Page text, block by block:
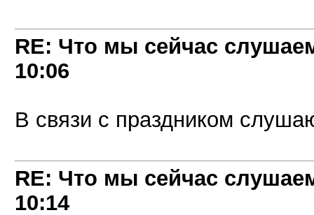
RE: Что мы сейчас
10:06
В связи с праздником
RE: Что мы сейчас
10:14